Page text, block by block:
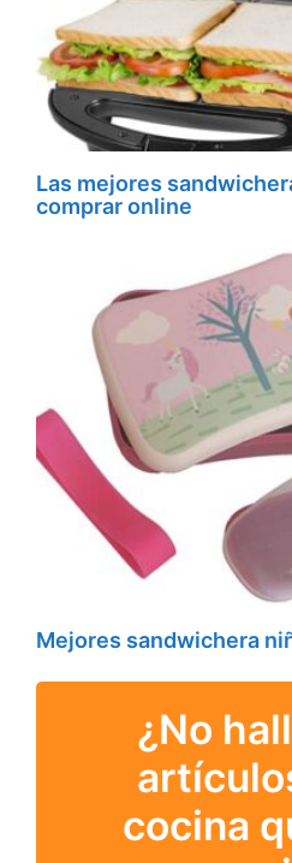
Las mejores
comprar online
Mejores sandwichera
¿No
cocina